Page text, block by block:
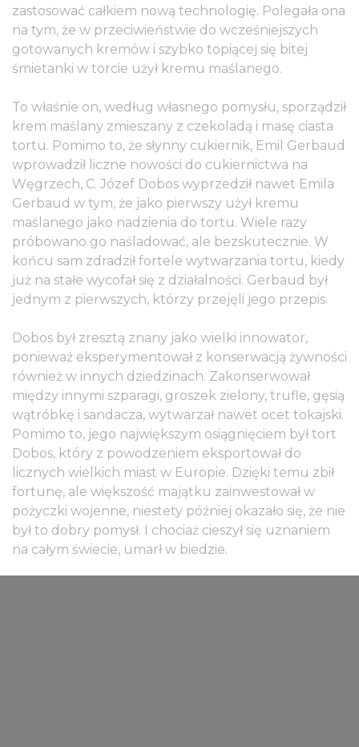
zastosować całkiem nową technologię. Polegała ona
na tym, że w przeciwieństwie do wcześniejszych
gotowanych kremów i szybko topiącej się bitej
śmietanki w torcie użył kremu maślanego.
To właśnie on, według własnego pomysłu, sporządził
krem maślany zmieszany z czekoladą i masę ciasta
tortu. Pomimo to, że słynny cukiernik, Emil Gerbaud
wprowadził liczne nowości do cukiernictwa na
Węgrzech, C. Józef Dobos wyprzedził nawet Emila
Gerbaud w tym, że jako pierwszy użył kremu
maślanego jako nadzienia do tortu. Wiele razy
próbowano go naśladować, ale bezskutecznie. W
końcu sam zdradził fortele wytwarzania tortu, kiedy
już na stałe wycofał się z działalności. Gerbaud był
jednym z pierwszych, którzy przejęli jego przepis.
Dobos był zresztą znany jako wielki innowator,
ponieważ eksperymentował z konserwacją żywności
również w innych dziedzinach. Zakonserwował
między innymi szparagi, groszek zielony, trufle, gęsią
wątróbkę i sandacza, wytwarzał nawet ocet tokajski.
Pomimo to, jego największym osiągnięciem był tort
Dobos, który z powodzeniem eksportował do
licznych wielkich miast w Europie. Dzięki temu zbił
fortunę, ale większość majątku zainwestował w
pożyczki wojenne, niestety później okazało się, że nie
był to dobry pomysł. I chociaż cieszył się uznaniem
na całym świecie, umarł w biedzie.